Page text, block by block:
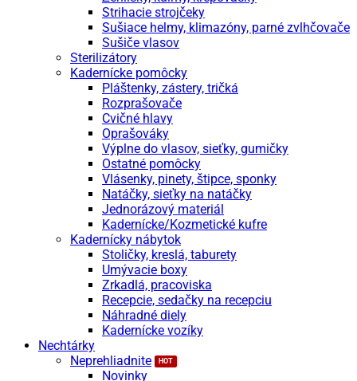
Strihacie strojčeky
Sušiace helmy, klimazóny, parné zvlhčovače
Sušiče vlasov
Sterilizátory
Kadernícke pomôcky
Pláštenky, zástery, tričká
Rozprašovače
Cvičné hlavy
Oprašováky
Výplne do vlasov, sieťky, gumičky
Ostatné pomôcky
Vlásenky, pinety, štipce, sponky
Natáčky, sieťky na natáčky
Jednorázový materiál
Kadernícke/Kozmetické kufre
Kadernícky nábytok
Stoličky, kreslá, taburety
Umývacie boxy
Zrkadlá, pracoviska
Recepcie, sedačky na recepciu
Náhradné diely
Kadernícke vozíky
Nechtárky
Neprehliadnite
Novinky